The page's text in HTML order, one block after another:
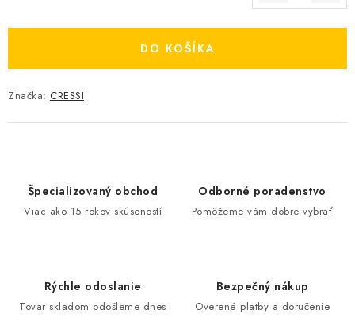
DO KOŠÍKA
Značka: CRESSI
Špecializovaný obchod
Viac ako 15 rokov skúseností
Odborné poradenstvo
Pomôžeme vám dobre vybrať
Rýchle odoslanie
Tovar skladom odošleme dnes
Bezpečný nákup
Overené platby a doručenie